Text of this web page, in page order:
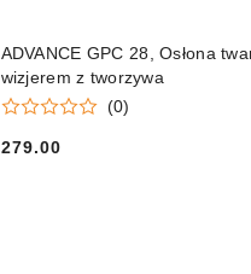
ADVANCE GPC 28, Osłona
wizjerem z tworzywa
(0)
Cena:
279.00
DO KOSZYKA